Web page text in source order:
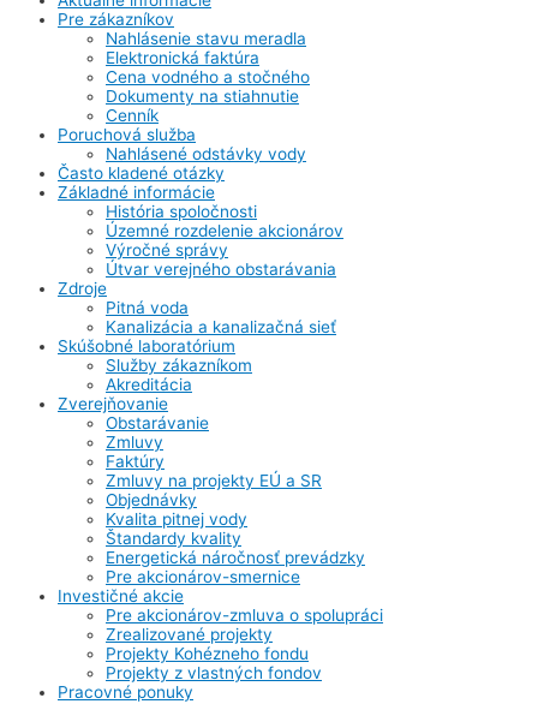
Pre zákazníkov
Nahlásenie stavu meradla
Elektronická faktúra
Cena vodného a stočného
Dokumenty na stiahnutie
Cenník
Poruchová služba
Nahlásené odstávky vody
Často kladené otázky
Základné informácie
História spoločnosti
Územné rozdelenie akcionárov
Výročné správy
Útvar verejného obstarávania
Zdroje
Pitná voda
Kanalizácia a kanalizačná sieť
Skúšobné laboratórium
Služby zákazníkom
Akreditácia
Zverejňovanie
Obstarávanie
Zmluvy
Faktúry
Zmluvy na projekty EÚ a SR
Objednávky
Kvalita pitnej vody
Štandardy kvality
Energetická náročnosť prevádzky
Pre akcionárov-smernice
Investičné akcie
Pre akcionárov-zmluva o spolupráci
Zrealizované projekty
Projekty Kohézneho fondu
Projekty z vlastných fondov
Pracovné ponuky